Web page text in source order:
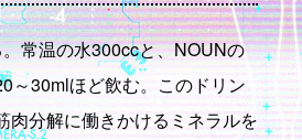
常温の水300ccと、NOUNの
～30mlほど飲む。このドリン
肉分解に働きかけるミネラルを